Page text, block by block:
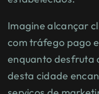
Imagine alcançar
com tráfego pago
enquanto desfruta
desta cidade